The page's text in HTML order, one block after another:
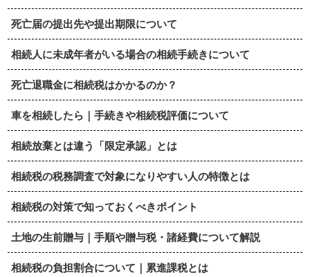
死亡届の提出先や提出期限について
相続人に未成年者がいる場合の相続手続きについて
死亡退職金に相続税はかかるのか？
車を相続したら｜手続きや相続税評価について
相続放棄とは違う「限定承認」とは
相続税の税務調査で対象になりやすい人の特徴とは
相続税の対策で知っておくべきポイント
土地の生前贈与｜手順や贈与税・諸経費について解説
相続税の負担割合について｜累進課税とは